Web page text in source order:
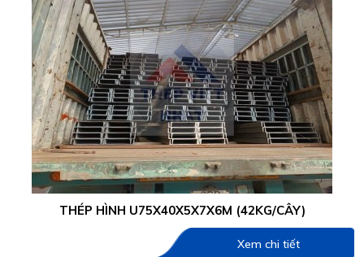
THÉP HÌNH U75X40X5X7X6M (42KG/CÂY)
Xem chi tiết